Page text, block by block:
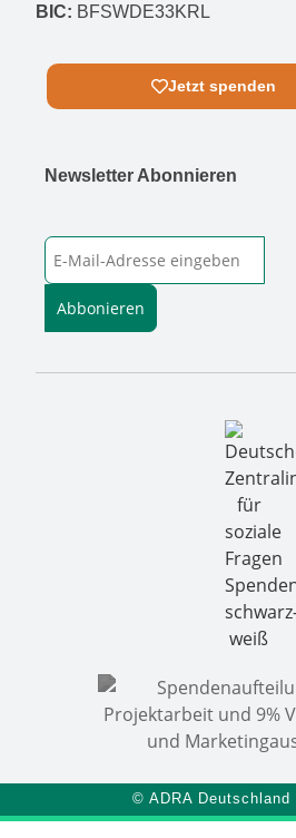
BIC: BFSWDE33KRL
Jetzt spenden
Newsletter Abonnieren
Abbonieren
© ADRA Deutschland